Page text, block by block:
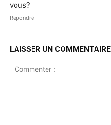
vous?
Répondre
LAISSER UN COMMENTAIRE